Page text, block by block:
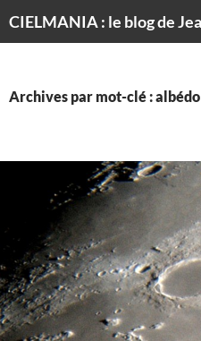
Archives par mot-clé : albédo